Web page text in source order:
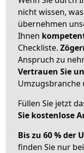
nicht wissen,
übernehmen
Ihnen
Checkliste.
Anspruch zu
Vertrauen Sie
Umzugsbranche
Füllen Sie jetzt
Sie kostenlose
Bis zu 60 % der
finden Sie nur